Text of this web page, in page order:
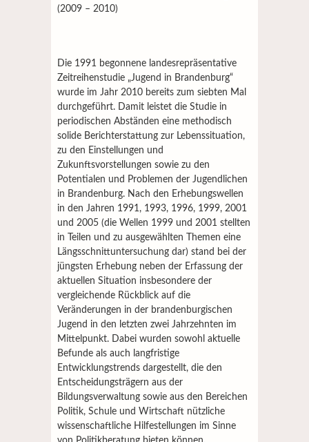
(2009 – 2010)
Die 1991 begonnene landesrepräsentative
Zeitreihenstudie „Jugend in Brandenburg“
wurde im Jahr 2010 bereits zum siebten Mal
durchgeführt. Damit leistet die Studie in
periodischen Abständen eine methodisch
solide Berichterstattung zur Lebenssituation,
zu den Einstellungen und
Zukunftsvorstellungen sowie zu den
Potentialen und Problemen der Jugendlichen
in Brandenburg. Nach den Erhebungswellen
in den Jahren 1991, 1993, 1996, 1999, 2001
und 2005 (die Wellen 1999 und 2001 stellten
in Teilen und zu ausgewählten Themen eine
Längsschnittuntersuchung dar) stand bei der
jüngsten Erhebung neben der Erfassung der
aktuellen Situation insbesondere der
vergleichende Rückblick auf die
Veränderungen in der brandenburgischen
Jugend in den letzten zwei Jahrzehnten im
Mittelpunkt. Dabei wurden sowohl aktuelle
Befunde als auch langfristige
Entwicklungstrends dargestellt, die den
Entscheidungsträgern aus der
Bildungsverwaltung sowie aus den Bereichen
Politik, Schule und Wirtschaft nützliche
wissenschaftliche Hilfestellungen im Sinne